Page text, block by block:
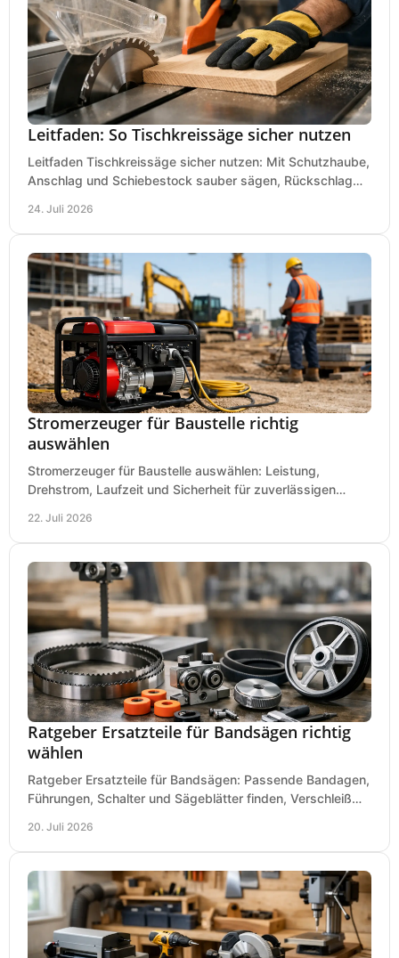
Leitfaden: So Tischkreissäge sicher nutzen
Leitfaden Tischkreissäge sicher nutzen: Mit Schutzhaube,
Anschlag und Schiebestock sauber sägen, Rückschlag
24. Juli 2026
Stromerzeuger für Baustelle richtig
auswählen
Stromerzeuger für Baustelle auswählen: Leistung,
Drehstrom, Laufzeit und Sicherheit für zuverlässigen
22. Juli 2026
Ratgeber Ersatzteile für Bandsägen richtig
wählen
Ratgeber Ersatzteile für Bandsägen: Passende Bandagen,
Führungen, Schalter und Sägeblätter finden, Verschleiß
20. Juli 2026